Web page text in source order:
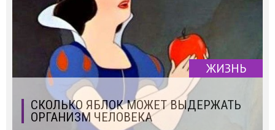
ЖИЗНЬ
СКОЛЬКО ЯБЛОК МОЖЕТ ВЫДЕРЖАТЬ
ОРГАНИЗМ ЧЕЛОВЕКА